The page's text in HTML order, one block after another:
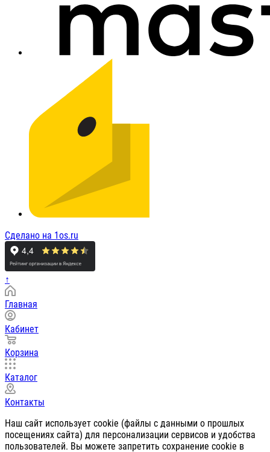
Сделано на 1os.ru
↑
Главная
Кабинет
Корзина
Каталог
Контакты
Наш сайт использует cookie (файлы с данными о прошлых
посещениях сайта) для персонализации сервисов и удобства
пользователей. Вы можете запретить сохранение cookie в